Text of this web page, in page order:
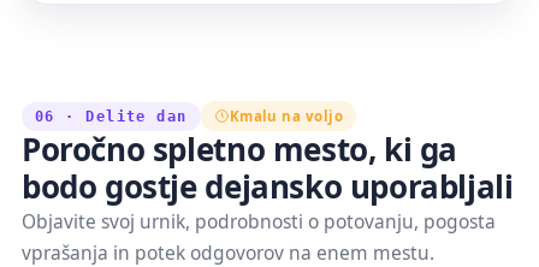
06 · Delite dan Kmalu na voljo
Poročno spletno mesto, ki ga
bodo gostje dejansko uporabljali
Objavite svoj urnik, podrobnosti o potovanju, pogosta
vprašanja in potek odgovorov na enem mestu.